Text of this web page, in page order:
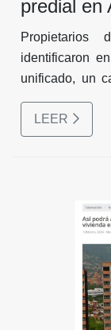
predial en
Propietarios
identificaron
unificado, un
realizar el
de la
son las fechas
LEER